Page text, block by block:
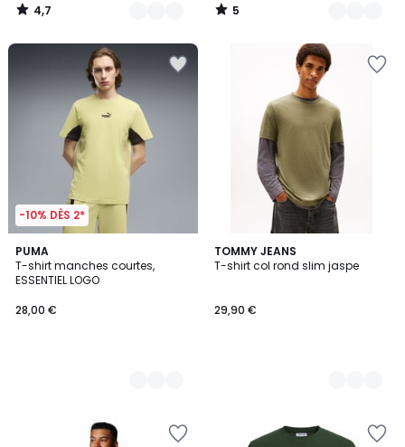
4,7
/
5
/
-10% DÈS 2*
PUMA
T-shirt manches courtes,
ESSENTIEL LOGO
28,00 €
2
Couleurs
TOMMY JEANS
T-shirt col rond slim jaspe
29,90 €
4
Couleurs